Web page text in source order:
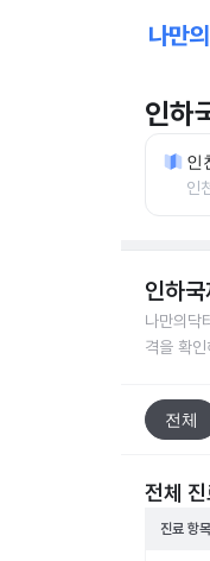
인하
인
인
인하
나만의닥
격을 확
전체
전체 진
진료 항목